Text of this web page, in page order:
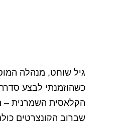
גיל שוחט, מנהלה
כשהוזמנתי לבצע
הקלאסית השמרנית –
שברוב הקונצרטים